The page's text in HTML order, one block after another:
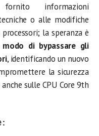
informazioni
o alle modifiche
la speranza è
di bypassare gli
, identificando un nuovo
la sicurezza
sulle CPU Core 9th